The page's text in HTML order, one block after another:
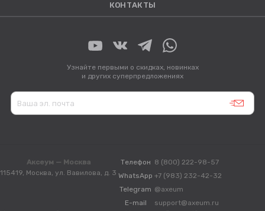
КОНТАКТЫ
Узнайте первыми о скидках, новинках
и других суперпредложениях
Аксеум — Москва
115419, Москва, ул. Вавилова, д. 3
Телефон 8 (800) 222-98-57
WhatsApp +7 (983) 232-42-32
Telegram @axeum
E-mail
support@axeum.ru